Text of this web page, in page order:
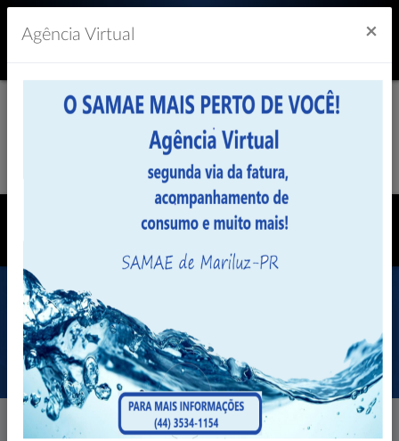
Legislação
Home
Agência Virtual ×